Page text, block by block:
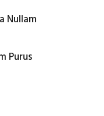
Nullam
Purus